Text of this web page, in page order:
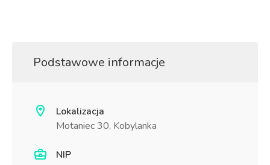
Podstawowe informacje
Lokalizacja
Motaniec 30, Kobylanka
NIP